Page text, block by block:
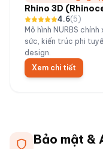
Rhino 3D
4.6(5)
Mô hình NURBS
sức, kiến trúc phi
design.
Xem chi tiết
Bảo mật &